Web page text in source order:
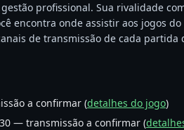
profissional. Sua rivalidade
encontra onde assistir aos jogos do
de transmissão de cada partida
a confirmar (detalhes do jogo)
— transmissão a confirmar (